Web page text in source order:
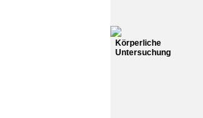
Körperliche
Untersuchung